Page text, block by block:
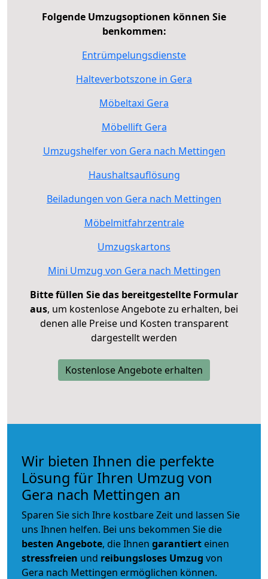
Folgende Umzugsoptionen können Sie
benkommen:
Entrümpelungsdienste
Halteverbotszone in Gera
Möbeltaxi Gera
Möbellift Gera
Umzugshelfer von Gera nach Mettingen
Haushaltsauflösung
Beiladungen von Gera nach Mettingen
Möbelmitfahrzentrale
Umzugskartons
Mini Umzug von Gera nach Mettingen
Bitte füllen Sie das bereitgestellte Formular
aus, um kostenlose Angebote zu erhalten, bei
denen alle Preise und Kosten transparent
dargestellt werden
Kostenlose Angebote erhalten
Wir bieten Ihnen die perfekte
Lösung für Ihren Umzug von
Gera nach Mettingen an
Sparen Sie sich Ihre kostbare Zeit und lassen Sie
uns Ihnen helfen. Bei uns bekommen Sie die
besten Angebote, die Ihnen garantiert einen
stressfreien und reibungsloses Umzug von
Gera nach Mettingen ermöglichen können.